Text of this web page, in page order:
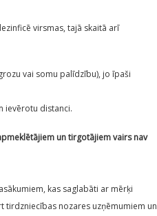
virsmas, tajā skaitā arī
vai somu palīdzību), jo īpaši
ievērotu distanci.
un tirgotājiem vairs nav
kas saglabāti ar mērķi
tirdzniecības nozares uzņēmumiem un